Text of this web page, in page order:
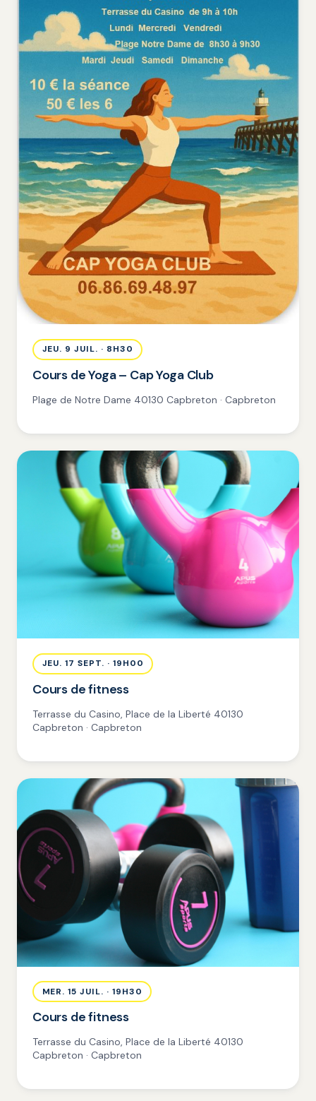
JEU. 9 JUIL. · 8H30
Cours de Yoga – Cap Yoga Club
Plage de Notre Dame 40130 Capbreton · Capbreton
JEU. 17 SEPT. · 19H00
Cours de fitness
Terrasse du Casino, Place de la Liberté 40130
Capbreton · Capbreton
MER. 15 JUIL. · 19H30
Cours de fitness
Terrasse du Casino, Place de la Liberté 40130
Capbreton · Capbreton